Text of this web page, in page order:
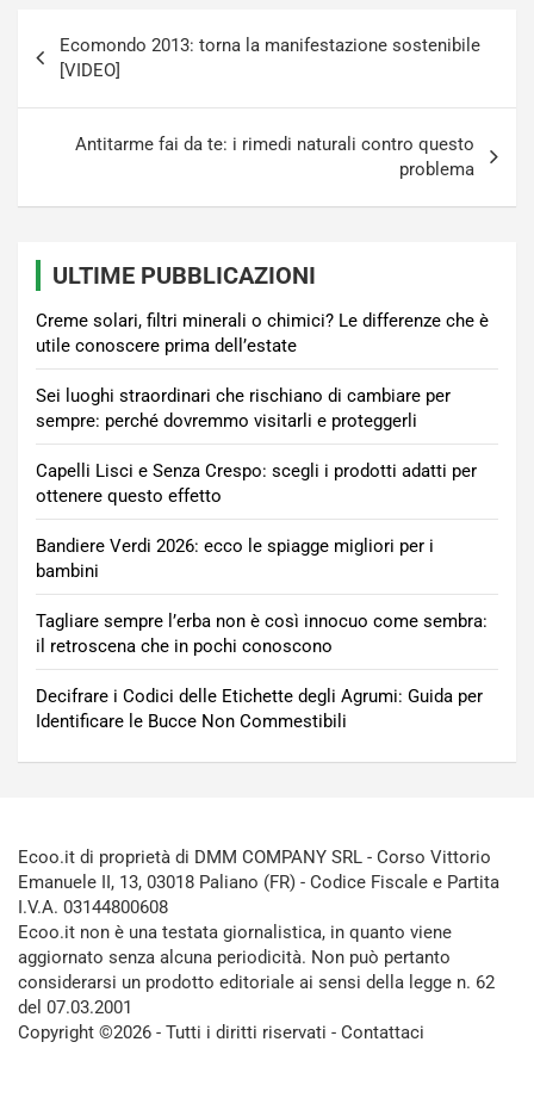
articoli
Ecomondo 2013: torna la manifestazione sostenibile
[VIDEO]
Antitarme fai da te: i rimedi naturali contro questo
problema
ULTIME PUBBLICAZIONI
Creme solari, filtri minerali o chimici? Le differenze che è
utile conoscere prima dell’estate
Sei luoghi straordinari che rischiano di cambiare per
sempre: perché dovremmo visitarli e proteggerli
Capelli Lisci e Senza Crespo: scegli i prodotti adatti per
ottenere questo effetto
Bandiere Verdi 2026: ecco le spiagge migliori per i
bambini
Tagliare sempre l’erba non è così innocuo come sembra:
il retroscena che in pochi conoscono
Decifrare i Codici delle Etichette degli Agrumi: Guida per
Identificare le Bucce Non Commestibili
Ecoo.it di proprietà di DMM COMPANY SRL - Corso Vittorio
Emanuele II, 13, 03018 Paliano (FR) - Codice Fiscale e Partita
I.V.A. 03144800608
Ecoo.it non è una testata giornalistica, in quanto viene
aggiornato senza alcuna periodicità. Non può pertanto
considerarsi un prodotto editoriale ai sensi della legge n. 62
del 07.03.2001
Copyright ©2026 - Tutti i diritti riservati - Contattaci